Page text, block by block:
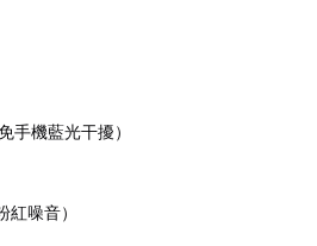
手機藍光干擾）
噪音）